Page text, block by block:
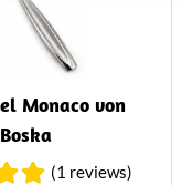
Monaco von
Boska
(1 reviews)